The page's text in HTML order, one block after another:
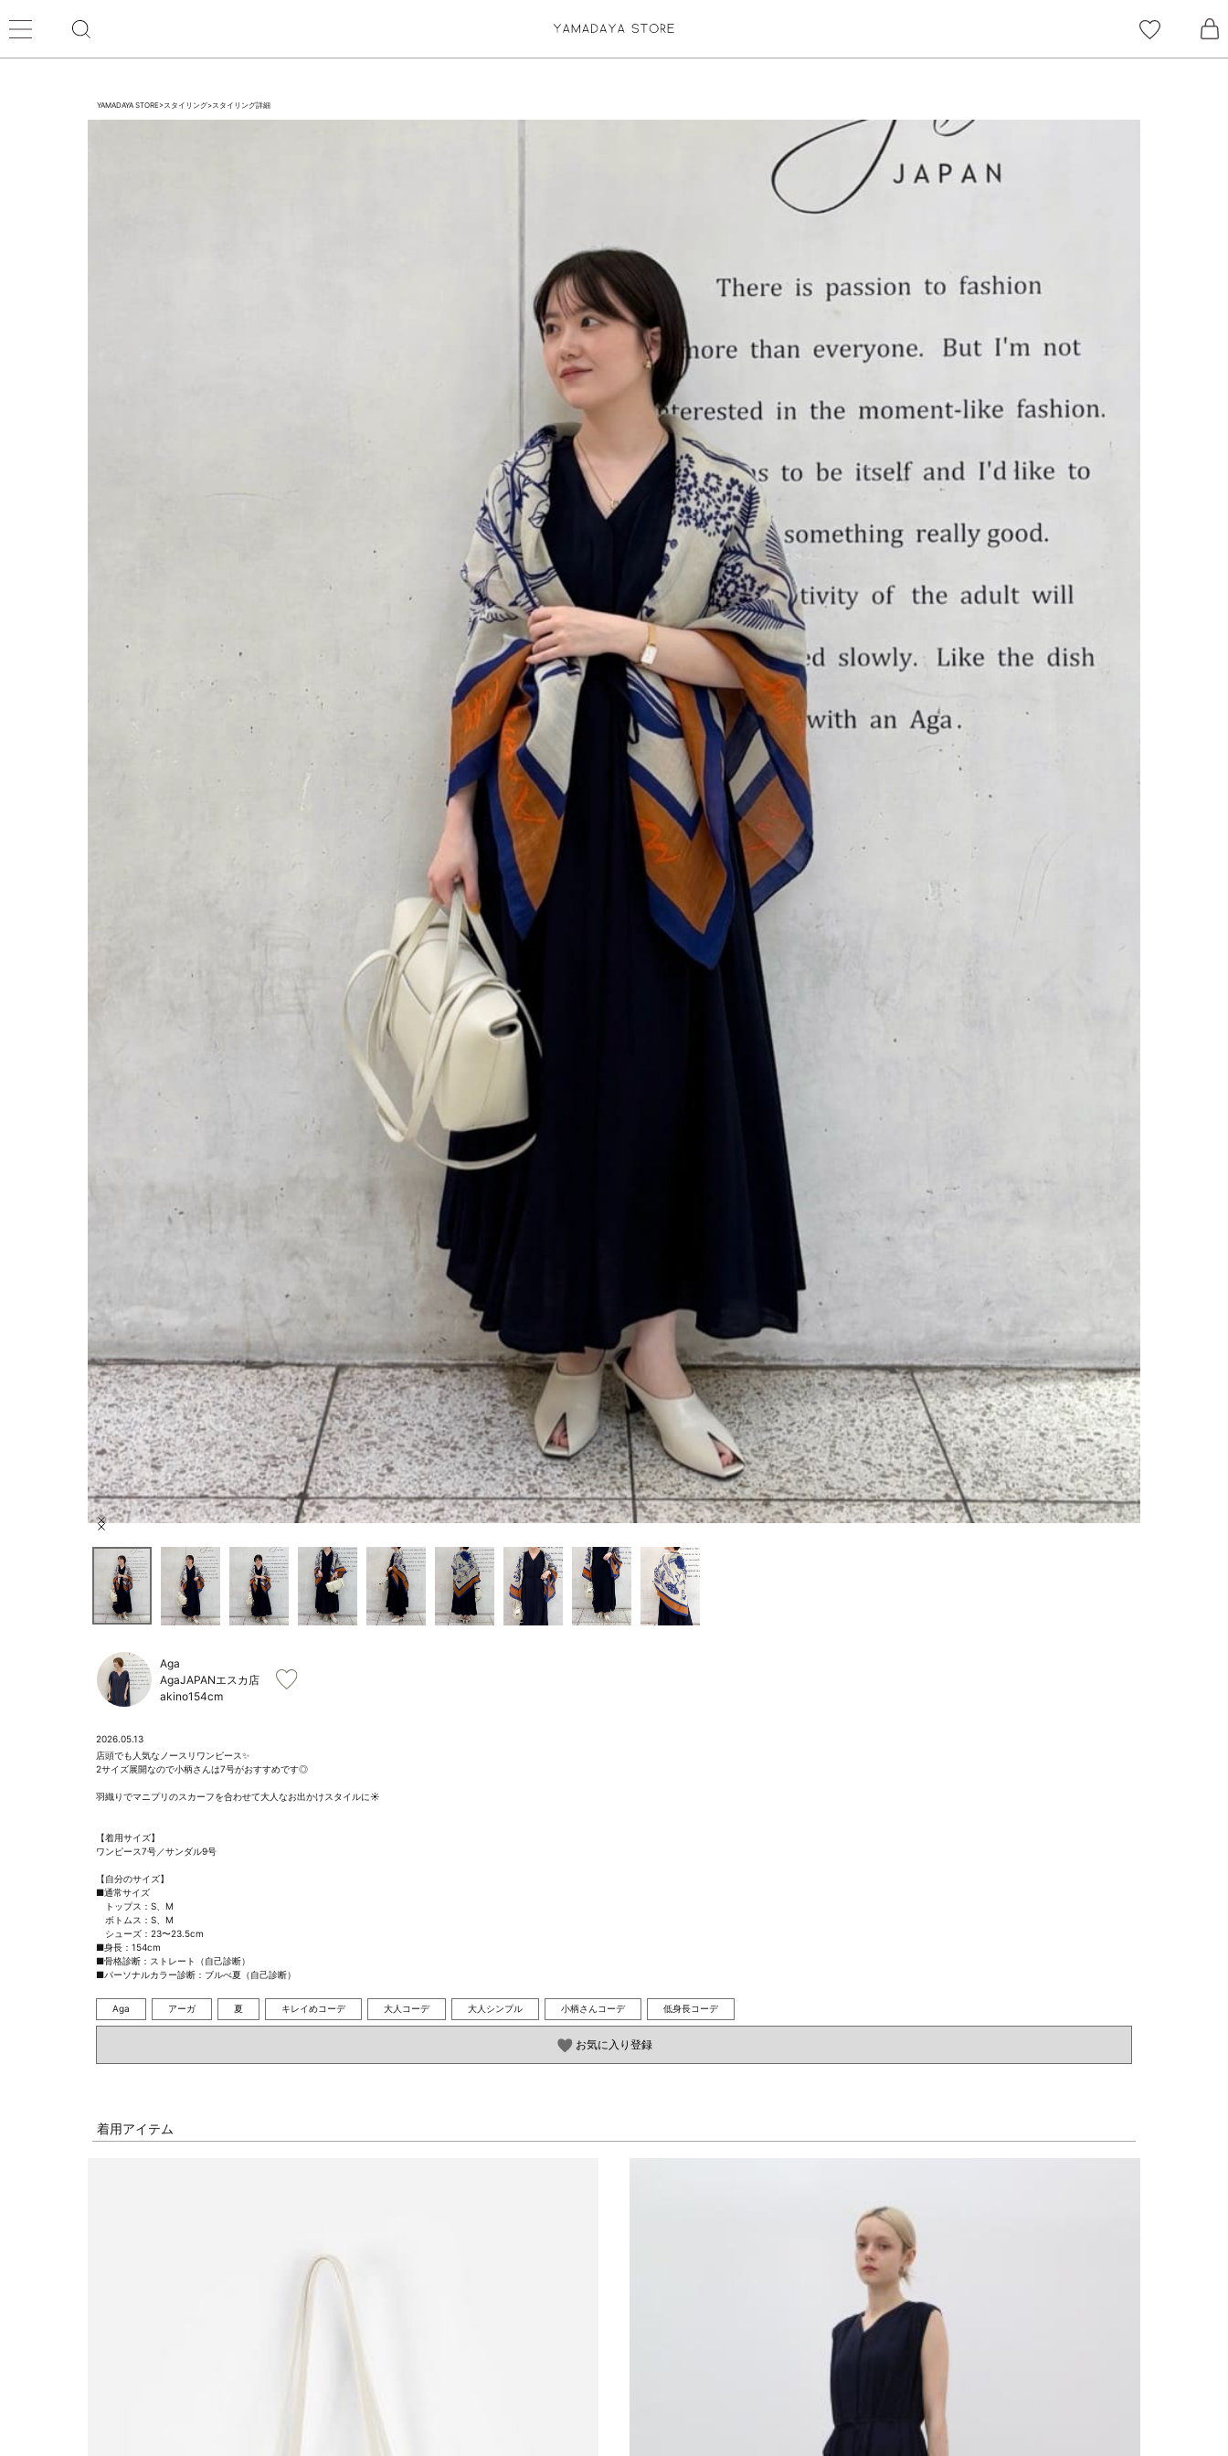
YAMADAYA STORE>スタイリング>スタイリング詳細
Item
Aga
AgaJAPANエスカ店
akino154cm
2026.05.13
店頭でも人気なノースリワンピース✨
2サイズ展開なので小柄さんは7号がおすすめです◎
羽織りでマニプリのスカーフを合わせて大人なお出かけスタイルに☀️
【着用サイズ】
ワンピース7号／サンダル9号
【自分のサイズ】
■通常サイズ
トップス：S、M
ボトムス：S、M
シューズ：23〜23.5cm
■身長：154cm
■骨格診断：ストレート（自己診断）
■パーソナルカラー診断：ブルべ夏（自己診断）
Aga アーガ 夏 キレイめコーデ 大人コーデ 大人シンプル 小柄さんコーデ 低身長コーデ
お気に入り登録
着用アイテム